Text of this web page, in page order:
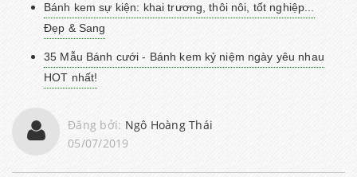
Bánh kem sự kiện: khai trương, thôi nôi, tốt nghiệp...
Đẹp & Sang
35 Mẫu Bánh cưới - Bánh kem kỷ niệm ngày yêu nhau
HOT nhất!
Đăng bởi: Ngô Hoàng Thái
05/07/2019